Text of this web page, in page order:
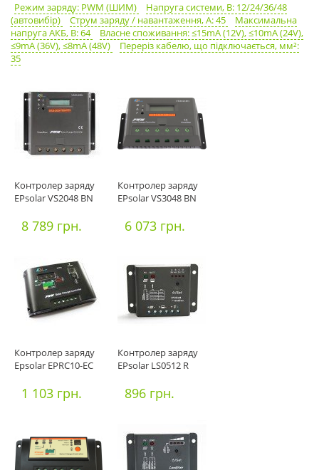
Режим заряду: PWM (ШИМ)
Напруга системи, В: 12/24/36/48
(автовибір)
Струм заряду / навантаження, А: 45
Максимальна
напруга АКБ, В: 64
Власне споживання: ≤15mA (12V), ≤10mA (24V),
≤9mA (36V), ≤8mA (48V)
Переріз кабелю, що підключається, мм²:
35
Контролер заряду
EPsolar VS2048 BN
8 789 грн.
Контролер заряду
EPsolar VS3048 BN
6 073 грн.
Контролер заряду
Epsolar EPRC10-EC
1 103 грн.
Контролер заряду
EPsolar LS0512 R
896 грн.